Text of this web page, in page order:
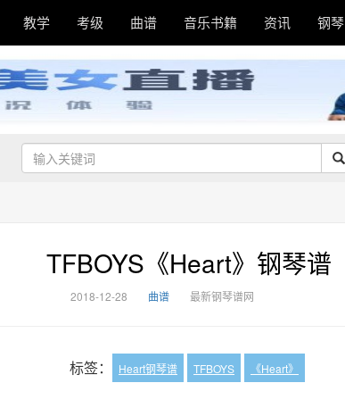
教学 考级 曲谱 音乐书籍 资讯 钢琴
TFBOYS《Heart》钢琴谱
2018-12-28 曲谱 最新钢琴谱网
标签： Heart钢琴谱 TFBOYS 《Heart》